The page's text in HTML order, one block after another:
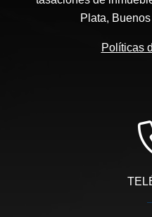
Plata,
Políticas